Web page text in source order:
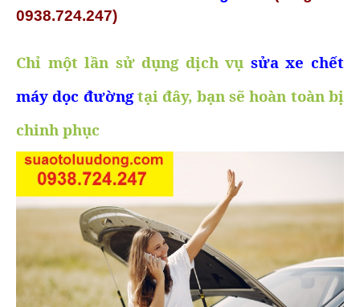
0938.724.247)
Chỉ một lần sử dụng dịch vụ sửa xe chết
máy dọc đườngtại đây, bạn sẽ hoàn toàn bị
chinh phục